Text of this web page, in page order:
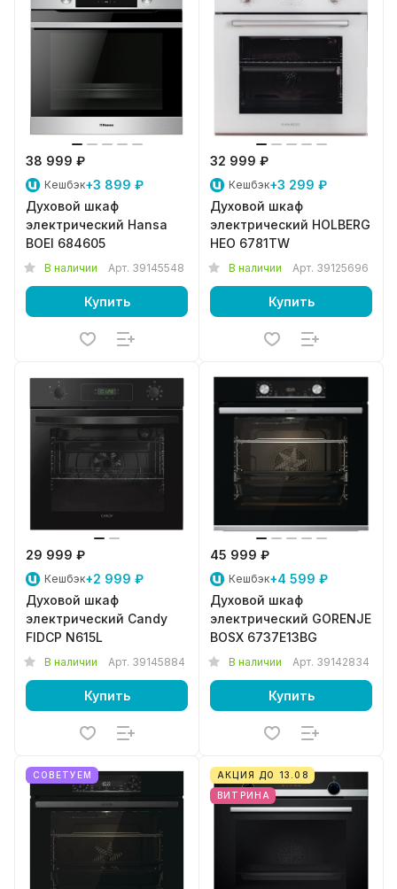
38 999 ₽
Кешбэк+3 899 ₽
Духовой шкаф
электрический Hansa
BOEI 684605
В наличии Арт. 39145548
Купить
32 999 ₽
Кешбэк+3 299 ₽
Духовой шкаф
электрический HOLBERG
HEO 6781TW
В наличии Арт. 39125696
Купить
29 999 ₽
Кешбэк+2 999 ₽
Духовой шкаф
электрический Candy
FIDCP N615L
В наличии Арт. 39145884
Купить
45 999 ₽
Кешбэк+4 599 ₽
Духовой шкаф
электрический GORENJE
BOSX 6737E13BG
В наличии Арт. 39142834
Купить
СОВЕТУЕМ
АКЦИЯ ДО 13.08
ВИТРИНА